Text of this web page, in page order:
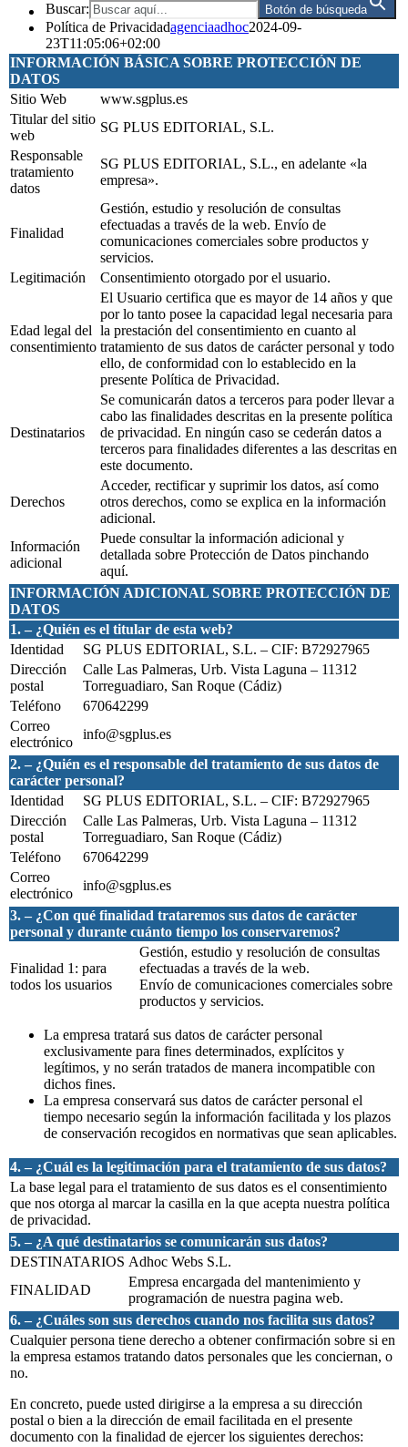
Buscar: Botón de búsqueda
Política de Privacidadagenciaadhoc2024-09-
23T11:05:06+02:00
INFORMACIÓN BÁSICA SOBRE PROTECCIÓN DE
DATOS
Sitio Web
www.sgplus.es
Titular del sitio
web
SG PLUS EDITORIAL, S.L.
Responsable
tratamiento
datos
SG PLUS EDITORIAL, S.L., en adelante «la
empresa».
Finalidad
Gestión, estudio y resolución de consultas
efectuadas a través de la web. Envío de
comunicaciones comerciales sobre productos y
servicios.
Legitimación
Consentimiento otorgado por el usuario.
Edad legal del
consentimiento
El Usuario certifica que es mayor de 14 años y que
por lo tanto posee la capacidad legal necesaria para
la prestación del consentimiento en cuanto al
tratamiento de sus datos de carácter personal y todo
ello, de conformidad con lo establecido en la
presente Política de Privacidad.
Destinatarios
Se comunicarán datos a terceros para poder llevar a
cabo las finalidades descritas en la presente política
de privacidad. En ningún caso se cederán datos a
terceros para finalidades diferentes a las descritas en
este documento.
Derechos
Acceder, rectificar y suprimir los datos, así como
otros derechos, como se explica en la información
adicional.
Información
adicional
Puede consultar la información adicional y
detallada sobre Protección de Datos pinchando
aquí.
INFORMACIÓN ADICIONAL SOBRE PROTECCIÓN DE
DATOS
1. – ¿Quién es el titular de esta web?
Identidad
SG PLUS EDITORIAL, S.L. – CIF: B72927965
Dirección
postal
Calle Las Palmeras, Urb. Vista Laguna – 11312
Torreguadiaro, San Roque (Cádiz)
Teléfono
670642299
Correo
electrónico
info@sgplus.es
2. – ¿Quién es el responsable del tratamiento de sus datos de
carácter personal?
Identidad
SG PLUS EDITORIAL, S.L. – CIF: B72927965
Dirección
postal
Calle Las Palmeras, Urb. Vista Laguna – 11312
Torreguadiaro, San Roque (Cádiz)
Teléfono
670642299
Correo
electrónico
info@sgplus.es
3. – ¿Con qué finalidad trataremos sus datos de carácter
personal y durante cuánto tiempo los conservaremos?
Finalidad 1: para
todos los usuarios
Gestión, estudio y resolución de consultas
efectuadas a través de la web.
Envío de comunicaciones comerciales sobre
productos y servicios.
La empresa tratará sus datos de carácter personal
exclusivamente para fines determinados, explícitos y
legítimos, y no serán tratados de manera incompatible con
dichos fines.
La empresa conservará sus datos de carácter personal el
tiempo necesario según la información facilitada y los plazos
de conservación recogidos en normativas que sean aplicables.
4. – ¿Cuál es la legitimación para el tratamiento de sus datos?
La base legal para el tratamiento de sus datos es el consentimiento
que nos otorga al marcar la casilla en la que acepta nuestra política
de privacidad.
5. – ¿A qué destinatarios se comunicarán sus datos?
DESTINATARIOS Adhoc Webs S.L.
FINALIDAD
Empresa encargada del mantenimiento y
programación de nuestra pagina web.
6. – ¿Cuáles son sus derechos cuando nos facilita sus datos?
Cualquier persona tiene derecho a obtener confirmación sobre si en
la empresa estamos tratando datos personales que les conciernan, o
no.
En concreto, puede usted dirigirse a la empresa a su dirección
postal o bien a la dirección de email facilitada en el presente
documento con la finalidad de ejercer los siguientes derechos: